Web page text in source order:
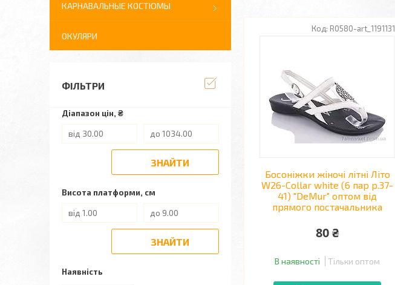
R0580-art_1191131
Босоніжки жіночі літні Літо
W26-Collar white (6 пар р.37-
41) "DeMur" оптом від
прямого постачальника
80 ₴
В наявності Тільки оптом
КАРНАВАЛЬНЫЕ КОСТЮМЫ
ОКУЛЯРИ
ФІЛЬТРИ
Діапазон цін, ₴
ЗНАЙТИ
Висота платформи, см
ЗНАЙТИ
Наявність